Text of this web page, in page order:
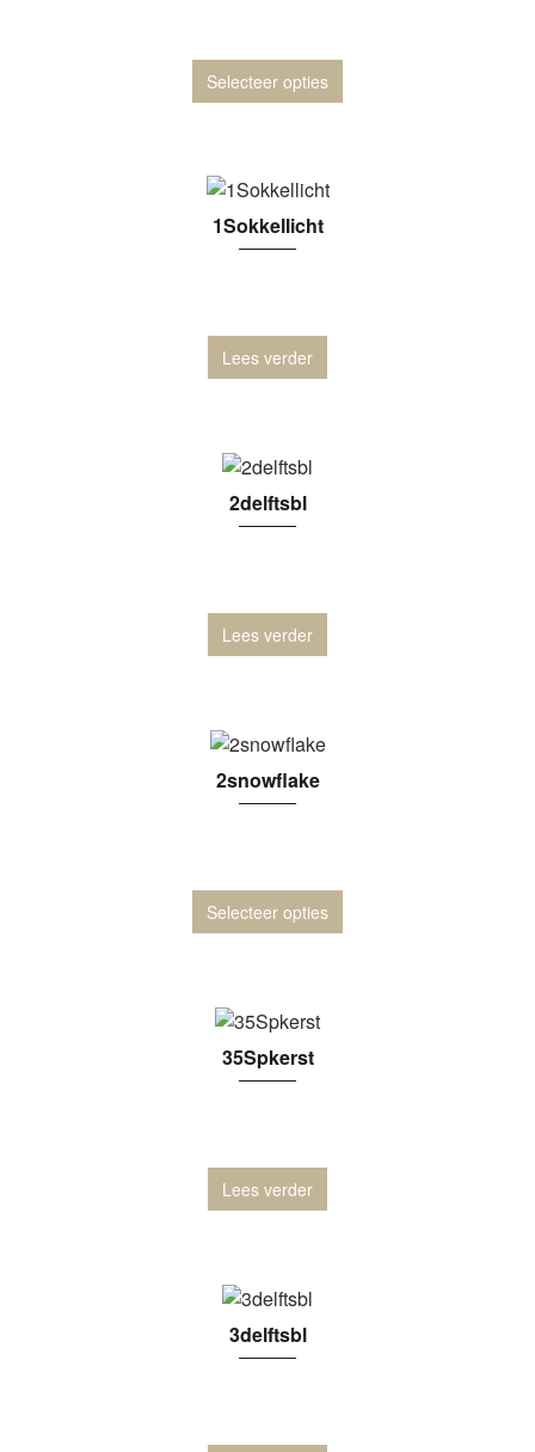
Selecteer opties
1Sokkellicht
Lees verder
2delftsbl
Lees verder
2snowflake
Selecteer opties
35Spkerst
Lees verder
3delftsbl